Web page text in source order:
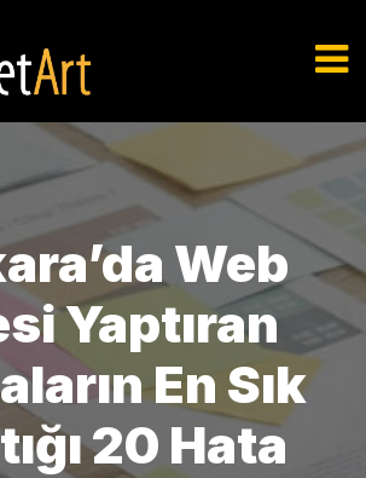
Web
Yaptıran
En Sık
20 Hata